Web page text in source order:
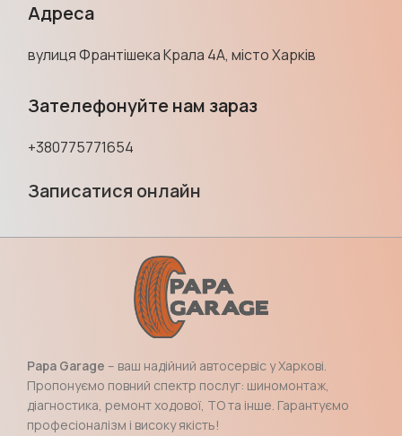
Адреса
вулиця Франтішека Крала 4А, місто Харків
Зателефонуйте нам зараз
+380775771654
Записатися онлайн
Papa Garage – ваш надійний автосервіс у Харкові.
Пропонуємо повний спектр послуг: шиномонтаж,
діагностика, ремонт ходової, ТО та інше. Гарантуємо
професіоналізм і високу якість!